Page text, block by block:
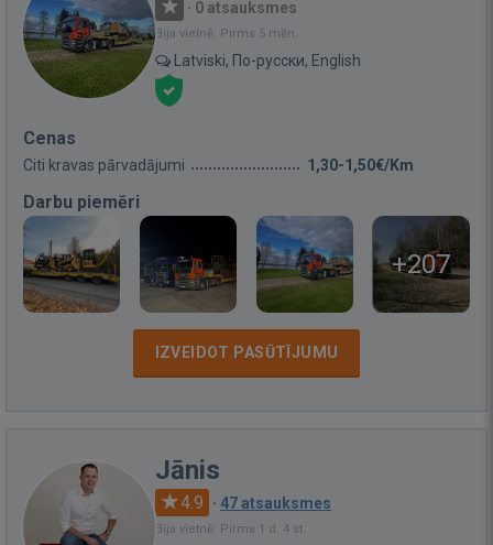
· 0 atsauksmes
Bija vietnē: Pirms 5 mēn.
Latviski, По-русски, English
Cenas
Citi kravas pārvadājumi 1,30-1,50€/Km
Darbu piemēri
+207
IZVEIDOT PASŪTĪJUMU
Jānis
4.9 · 47 atsauksmes
Bija vietnē: Pirms 1 d. 4 st.